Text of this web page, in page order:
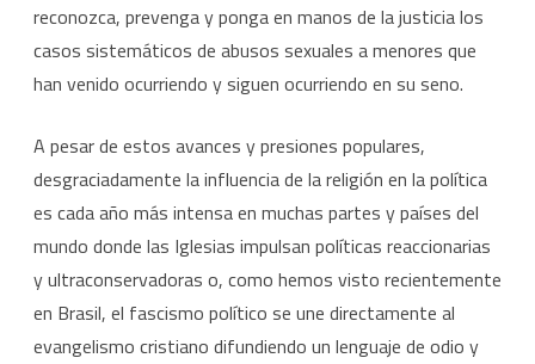
reconozca, prevenga y ponga en manos de la justicia los
casos sistemáticos de abusos sexuales a menores que
han venido ocurriendo y siguen ocurriendo en su seno.
A pesar de estos avances y presiones populares,
desgraciadamente la influencia de la religión en la política
es cada año más intensa en muchas partes y países del
mundo donde las Iglesias impulsan políticas reaccionarias
y ultraconservadoras o, como hemos visto recientemente
en Brasil, el fascismo político se une directamente al
evangelismo cristiano difundiendo un lenguaje de odio y